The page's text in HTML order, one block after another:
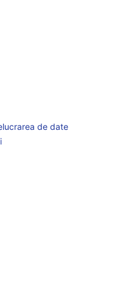
de date